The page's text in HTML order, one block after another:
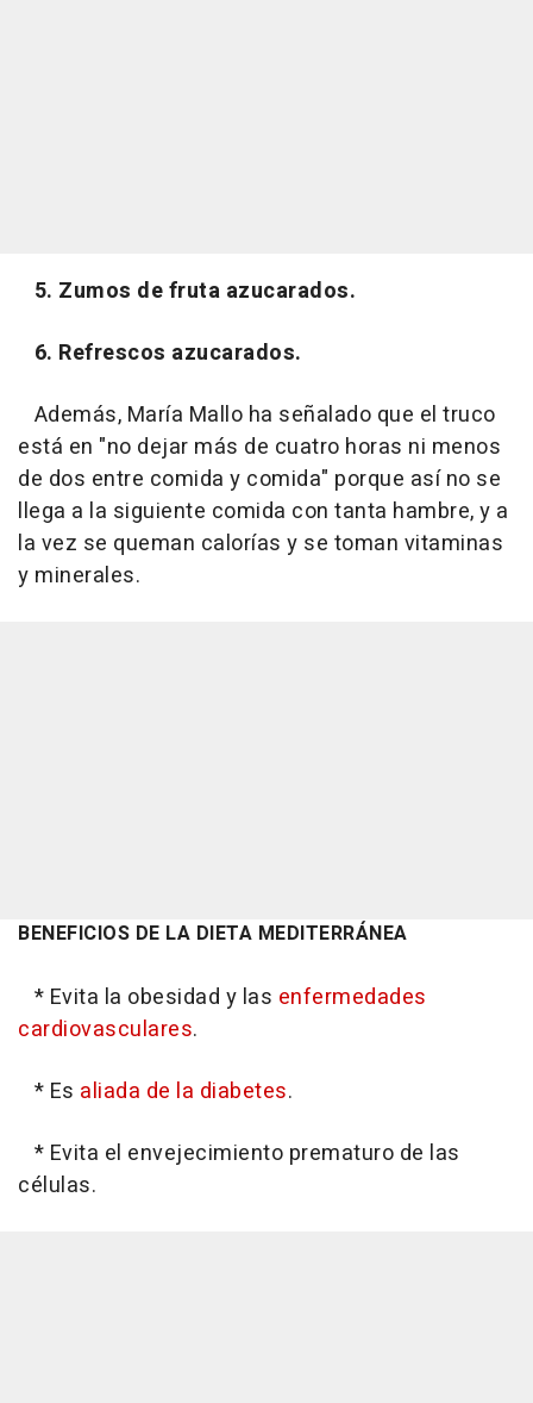
5. Zumos de fruta azucarados.
6. Refrescos azucarados.
Además, María Mallo ha señalado que el truco
está en "no dejar más de cuatro horas ni menos
de dos entre comida y comida" porque así no se
llega a la siguiente comida con tanta hambre, y a
la vez se queman calorías y se toman vitaminas
y minerales.
BENEFICIOS DE LA DIETA MEDITERRÁNEA
* Evita la obesidad y las enfermedades
cardiovasculares.
* Es aliada de la diabetes.
* Evita el envejecimiento prematuro de las
células.